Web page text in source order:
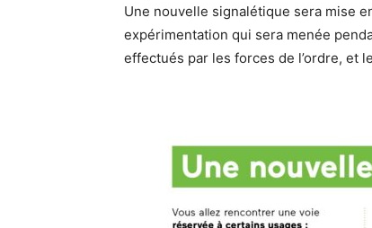
Une nouvelle signalétique sera mise
expérimentation qui sera menée
effectués par les forces de l’ordre, et